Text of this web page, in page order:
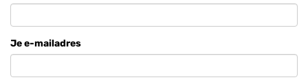
Je e-mailadres